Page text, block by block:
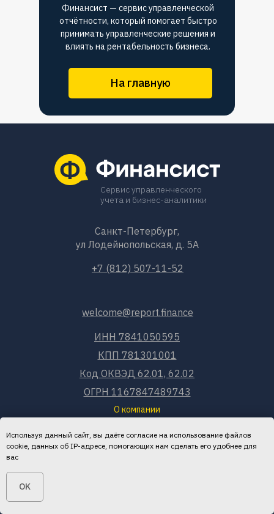
Используя данный сайт, вы даёте согласие на использование файлов
cookie, данных об IP-адресе, помогающих нам сделать его удобнее для
вас
OK
На главную
Финансист — сервис управленческой
отчётности, который помогает быстро
принимать управленческие решения и
влиять на рентабельность бизнеса.
Сервис управленческого
учета и бизнес-аналитики
О компании
+7 (812) 507-11-52
Санкт-Петербург,
ул Лодейнопольская, д. 5А
welcome@report.finance
О продукте
ИНН 7841050595
КПП 781301001
Код ОКВЭД 62.01, 62.02
ОГРН 1167847489743